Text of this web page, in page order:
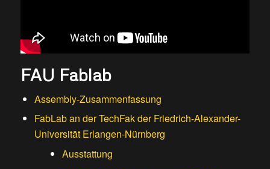
FAU Fablab
Assembly-Zusammenfassung
FabLab an der TechFak der Friedrich-Alexander-
Universität Erlangen-Nürnberg
Ausstattung